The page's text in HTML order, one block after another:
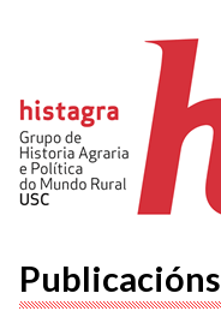
Publicacións